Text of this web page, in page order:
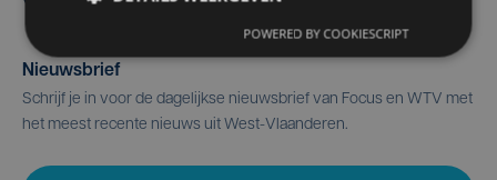
Nieuwsbrief
Schrijf je in voor de dagelijkse nieuwsbrief van Focus en WTV met
het meest recente nieuws uit West-Vlaanderen.
POWERED BY COOKIESCRIPT